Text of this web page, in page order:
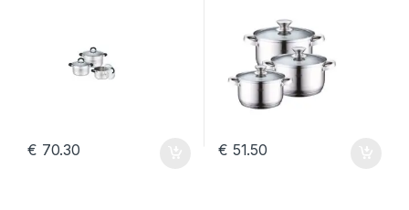
€ 70.30 € 51.50